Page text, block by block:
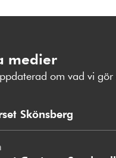
medier
om vad vi
Skönsberg